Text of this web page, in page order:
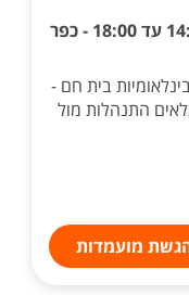
פקיד /ת תפעול (4 שעות ביום) 14:00 עד 18:00 - כפר
בית חם -
התנהלות מול
מועמדות